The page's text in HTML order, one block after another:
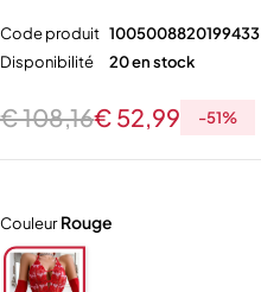
Code produit 1005008820199433
Disponibilité
20 en stock
€108,16€ 52,99 -51%
Couleur Rouge